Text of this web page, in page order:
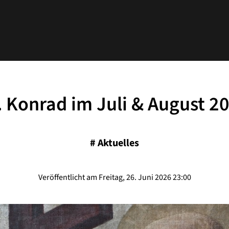
Konrad im Juli & August
#Aktuelles
Veröffentlicht am Freitag, 26. Juni 2026 23:00